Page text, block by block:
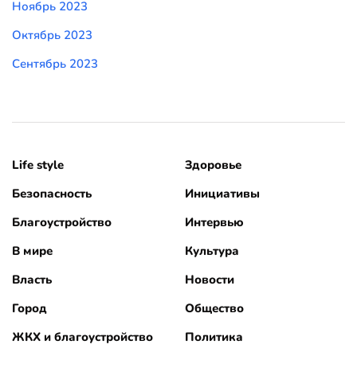
Ноябрь 2023
Октябрь 2023
Сентябрь 2023
Life style
Безопасность
Благоустройство
В мире
Власть
Город
ЖКХ и благоустройство
Здоровье
Инициативы
Интервью
Культура
Новости
Общество
Политика